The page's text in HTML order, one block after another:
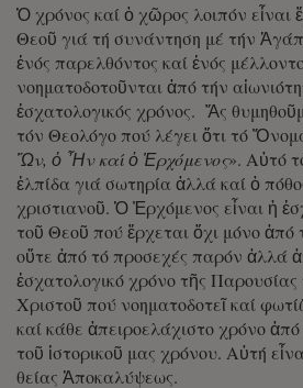
Ὁ χρόνος καί ὁ χῶρος λοιπόν εἶναι
Θεοῦ γιά τή συνάντηση μέ τήν
ἑνός παρελθόντος καί ἑνός
νοηματοδοτοῦνται ἀπό τήν
ἐσχατολογικός χρόνος. Ἄς
τόν Θεολόγο πού λέγει ὅτι τό
Ὤν, ὀ Ἦν καί ὁ Ἐρχόμενος». Αὐτό
ἐλπίδα γιά σωτηρία ἀλλά καί ὁ
χριστιανοῦ. Ὁ Ἐρχόμενος εἶναι ἡ
τοῦ Θεοῦ πού ἔρχεται ὄχι μόνο ἀπό
οὔτε ἀπό τό προσεχές παρόν ἀλλά
ἐσχατολογικό χρόνο τῆς
Χριστοῦ πού νοηματοδοτεῖ καί
καί κάθε ἀπειροελάχιστο χρόνο
τοῦ ἱστορικοῦ μας χρόνου. Αὐτή
θείας Ἀποκαλύψεως.